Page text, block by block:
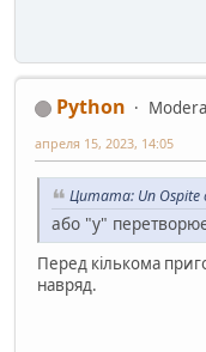
Python
апреля 15, 2023, 14:05
Цитата: Un Ospite
або "у"
Перед кількома
навряд.